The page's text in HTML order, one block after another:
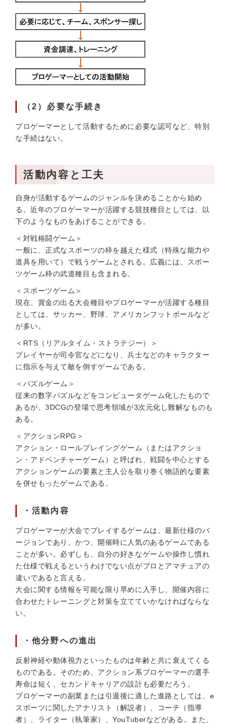
（2）必要な手続き
プロゲーマーとして活動するために必要な認可など、特別
な手続はない。
活動内容と工夫
自身が活動するゲームのジャンルを決めることから始め
る。近年のプロゲーマーが活躍する競技種目としては、以
下のようなものをあげることができる。
＜対戦格闘ゲーム＞
一般に、正式なスポーツの枠を越えた様式（特殊な能力や
道具を用いて）で戦うゲームとされる。広義には、スポー
ツゲーム枠の武道種目も含まれる。
＜スポーツゲーム＞
現在、賞金の出る大会種目やプロゲーマーが活躍する種目
としては、サッカー、野球、アメリカンフットボールなど
が多い。
＜RTS（リアルタイム・ストラテジー）＞
プレイヤーが司令官などになり、兵士などのキャラクター
に指示を与えて敵を倒すゲームである。
＜パズルゲーム＞
従来の数字パズルなどをコンピュータゲーム化したもので
あるが、3DCGの登場で思考領域が3次元化し難解なものも
ある。
＜アクションRPG＞
アクション・ロールプレイングゲーム（またはアクショ
ン・アドベンチャーゲーム）と呼ばれ、戦闘を中心とする
アクションゲームの要素と主人公を取り巻く物語的な要素
を併せもったゲームである。
・活動内容
プロゲーマーが大会でプレイするゲームは、最新仕様のバ
ージョンであり、かつ、開催時に人気のあるゲームである
ことが多い。必ずしも、自分の好きなゲームや操作し慣れ
た仕様で戦えるというわけでない点がプロとアマチュアの
違いであると言える。
大会に関する情報を可能な限り早めに入手し、開催内容に
合わせたトレーニングと対策を立てていかなければならな
い。
・他分野への進出
反射神経や動体視力といったものは年齢と共に衰えてくる
ものである。そのため、アクション系プロゲーマーの選手
寿命は短く、セカンドキャリアの設計も必要だろう。
プロゲーマーの副業または引退後に適した進路としては、e
スポーツに関したアナリスト（解説者）、コーチ（指導
者）、ライター（執筆家）、YouTuberなどがある。また、